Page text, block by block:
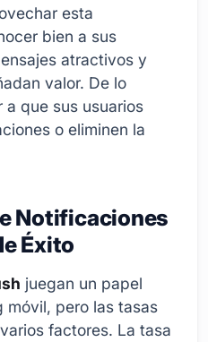
esta
bien a sus
atractivos y
valor. De lo
que sus usuarios
o eliminen la
Notificaciones
Éxito
juegan un papel
móvil, pero las tasas
factores. La tasa